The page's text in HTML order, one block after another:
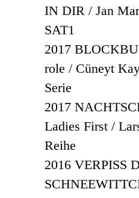
IN DIR / Jan
SAT1
2017
role / Cüneyt
Serie
2017
Ladies First /
Reihe
2016 VERPISS